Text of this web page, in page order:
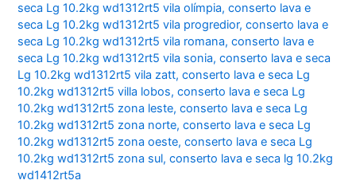
seca Lg 10.2kg wd1312rt5 vila olímpia,conserto lava e
seca Lg 10.2kg wd1312rt5 vila progredior,conserto lava e
seca Lg 10.2kg wd1312rt5 vila romana,conserto lava e
seca Lg 10.2kg wd1312rt5 vila sonia,conserto lava e seca
Lg 10.2kg wd1312rt5 vila zatt,conserto lava e seca Lg
10.2kg wd1312rt5 villa lobos,conserto lava e seca Lg
10.2kg wd1312rt5 zona leste,conserto lava e seca Lg
10.2kg wd1312rt5 zona norte,conserto lava e seca Lg
10.2kg wd1312rt5 zona oeste,conserto lava e seca Lg
10.2kg wd1312rt5 zona sul,conserto lava e seca lg 10.2kg
wd1412rt5a